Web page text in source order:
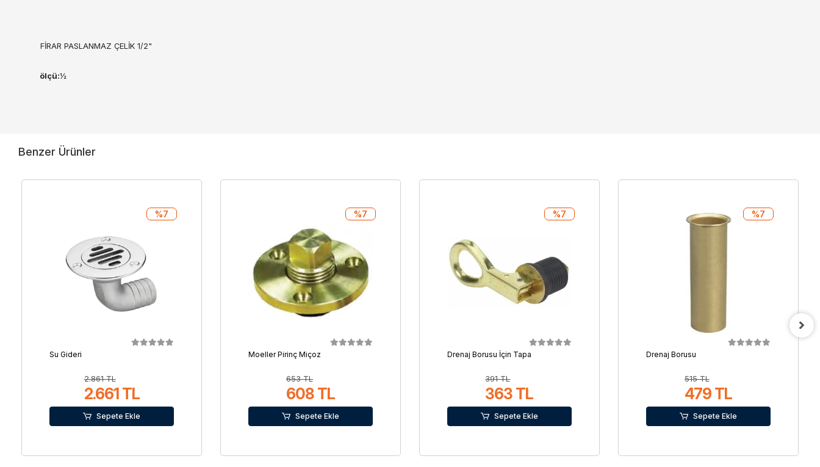
FİRAR PASLANMAZ ÇELİK 1/2"
ölçü:½
Benzer Ürünler
Su Gideri
2.861 TL
2.661 TL
%7
Sepete Ekle
Moeller Pirinç Miçoz
653 TL
608 TL
%7
Sepete Ekle
Drenaj Borusu İçin Tapa
391 TL
363 TL
%7
Sepete Ekle
Drenaj Borusu
515 TL
479 TL
%7
Sepete Ekle